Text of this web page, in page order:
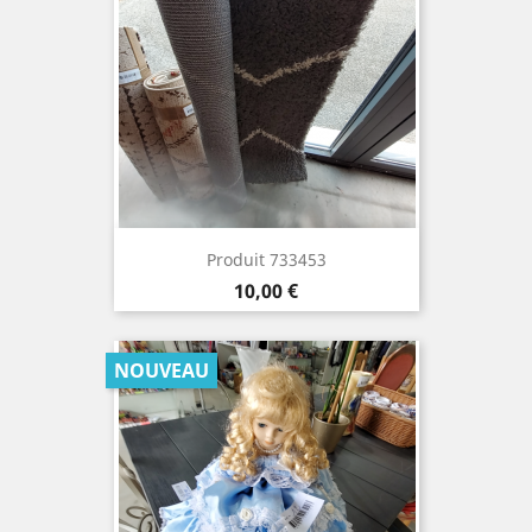
Produit 733453
Prix
10,00 €
NOUVEAU